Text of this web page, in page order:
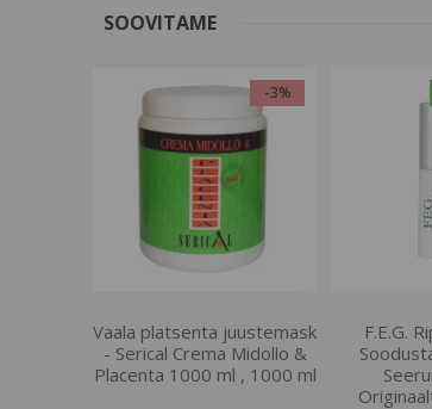
SOOVITAME
-3%
Vaala platsenta juustemask
- Serical Crema Midollo &
Placenta 1000 ml , 1000 ml
F.E.G.